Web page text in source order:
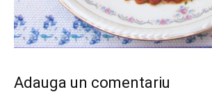
Adauga un comentariu